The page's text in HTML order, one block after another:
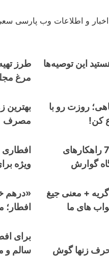
اخبار و اطلاعات وب پارسی
سالگی هستید این توصیه‌ها
روزت رو با
کن!
قاتل یبوست و نفخ معده: 7 راهکارهای
گوارش
+ معنی جیغ
های ما
حرف زنها گوش
طرز
مرغ
بهترین
مصرف
ویژه
«درهم
افطار؛
برای
سالم و مقوی